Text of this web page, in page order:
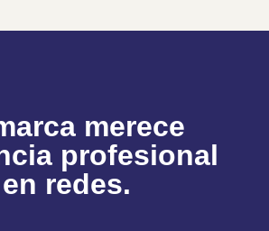
merece
profesional
en redes.